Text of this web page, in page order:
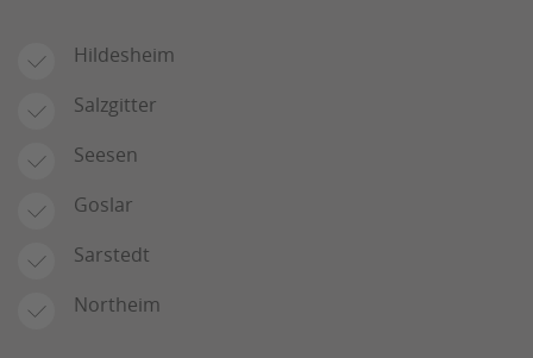
Hildesheim
Salzgitter
Seesen
Goslar
Sarstedt
Northeim